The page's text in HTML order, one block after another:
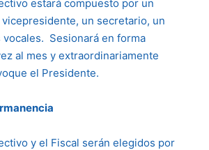
estará compuesto por un
un secretario, un
Sesionará en forma
al mes y extraordinariamente
el Presidente.
y el Fiscal serán elegidos por